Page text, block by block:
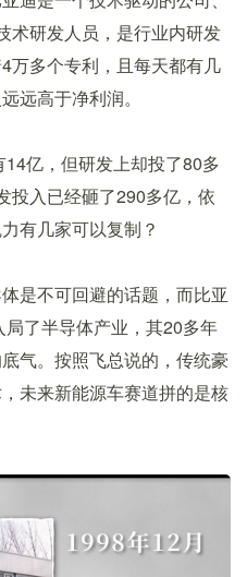
术研发人员，是行业内研发
万多个专利，且每天都有几
远高于净利润。
亿，但研发上却投了80多
投入已经砸了290多亿，依
有几家可以复制？
是不可回避的话题，而比亚
了半导体产业，其20多年
气。按照飞总说的，传统豪
未来新能源车赛道拼的是核